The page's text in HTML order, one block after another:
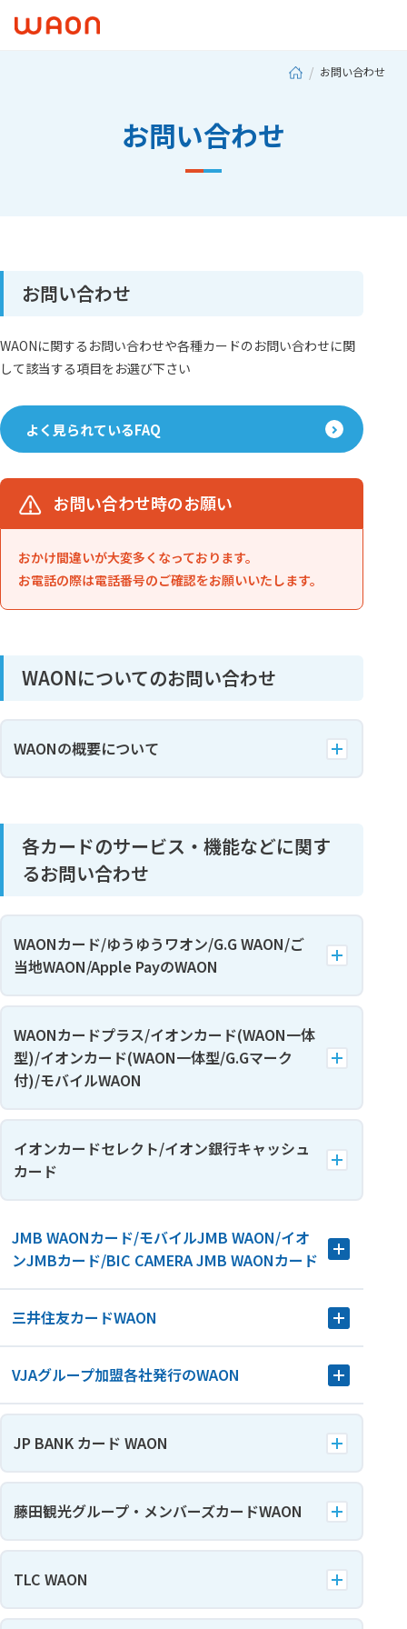
お問い合わせ
お問い合わせ
お問い合わせ
WAONに関するお問い合わせや各種カードのお問い合わせに関
して該当する項目をお選び下さい
よく見られているFAQ
お問い合わせ時のお願い
おかけ間違いが大変多くなっております。
お電話の際は電話番号のご確認をお願いいたします。
WAONについてのお問い合わせ
WAONの概要について
各カードのサービス・機能などに関す
るお問い合わせ
WAONカード/ゆうゆうワオン/G.G WAON/ご
当地WAON/Apple PayのWAON
WAONカードプラス/イオンカード(WAON一体
型)/イオンカード(WAON一体型/G.Gマーク
付)/モバイルWAON
イオンカードセレクト/イオン銀行キャッシュ
カード
JMB WAONカード/モバイルJMB WAON/イオ
ンJMBカード/BIC CAMERA JMB WAONカード
三井住友カードWAON
VJAグループ加盟各社発行のWAON
JP BANK カード WAON
藤田観光グループ・メンバーズカードWAON
TLC WAON